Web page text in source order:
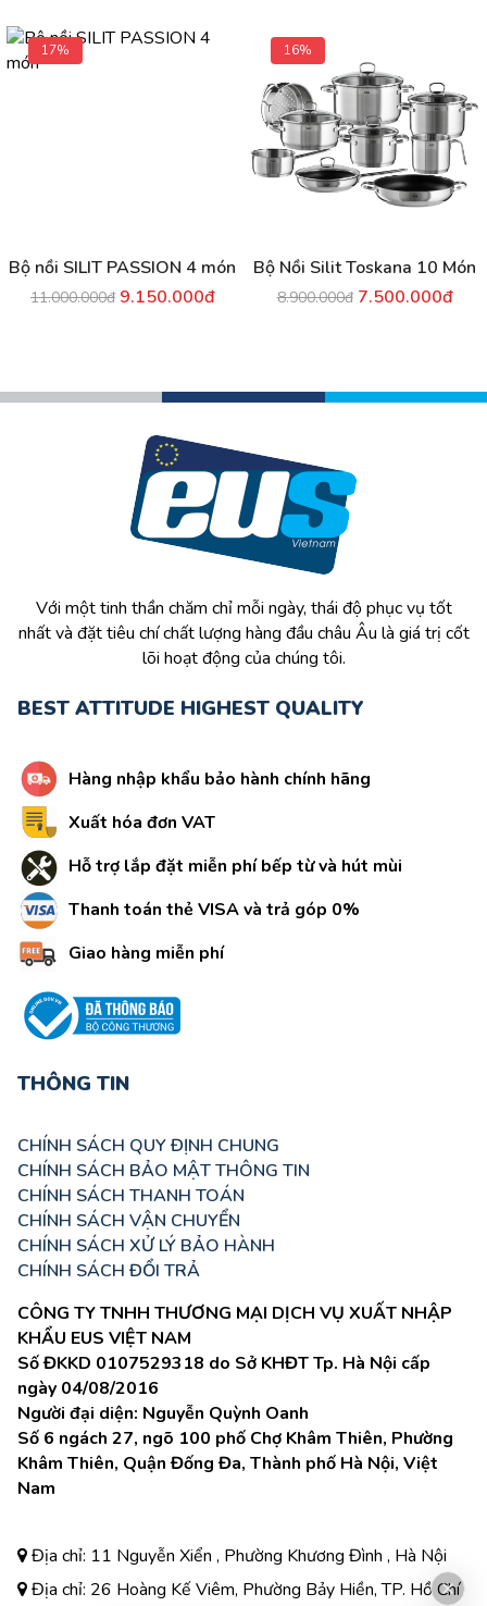
17%
Bộ nồi SILIT PASSION 4 món
11.000.000đ 9.150.000đ
16%
Bộ Nồi Silit Toskana 10 Món
8.900.000đ 7.500.000đ
Với một tinh thần chăm chỉ mỗi ngày, thái độ phục vụ tốt
nhất và đặt tiêu chí chất lượng hàng đầu châu Âu là giá trị cốt
lõi hoạt động của chúng tôi.
BEST ATTITUDE HIGHEST QUALITY
Hàng nhập khẩu bảo hành chính hãng
Xuất hóa đơn VAT
Hỗ trợ lắp đặt miễn phí bếp từ và hút mùi
Thanh toán thẻ VISA và trả góp 0%
Giao hàng miễn phí
THÔNG TIN
CHÍNH SÁCH QUY ĐỊNH CHUNG
CHÍNH SÁCH BẢO MẬT THÔNG TIN
CHÍNH SÁCH THANH TOÁN
CHÍNH SÁCH VẬN CHUYỂN
CHÍNH SÁCH XỬ LÝ BẢO HÀNH
CHÍNH SÁCH ĐỔI TRẢ
CÔNG TY TNHH THƯƠNG MẠI DỊCH VỤ XUẤT NHẬP
KHẨU EUS VIỆT NAM
Số ĐKKD 0107529318 do Sở KHĐT Tp. Hà Nội cấp
ngày 04/08/2016
Người đại diện: Nguyễn Quỳnh Oanh
Số 6 ngách 27, ngõ 100 phố Chợ Khâm Thiên, Phường
Khâm Thiên, Quận Đống Đa, Thành phố Hà Nội, Việt
Nam
Địa chỉ: 11 Nguyễn Xiển , Phường Khương Đình , Hà Nội
Địa chỉ: 26 Hoàng Kế Viêm, Phường Bảy Hiền, TP. Hồ Chí